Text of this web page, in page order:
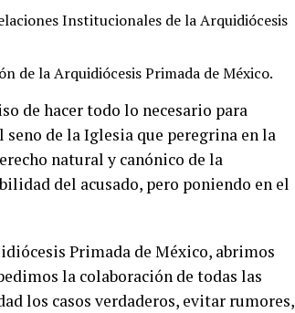
Institucionales de la Arquidiócesis
de la Arquidiócesis Primada de México.
de hacer todo lo necesario para
de la Iglesia que peregrina en la
natural y canónico de la
del acusado, pero poniendo en el
Primada de México, abrimos
la colaboración de todas las
los casos verdaderos, evitar rumores,